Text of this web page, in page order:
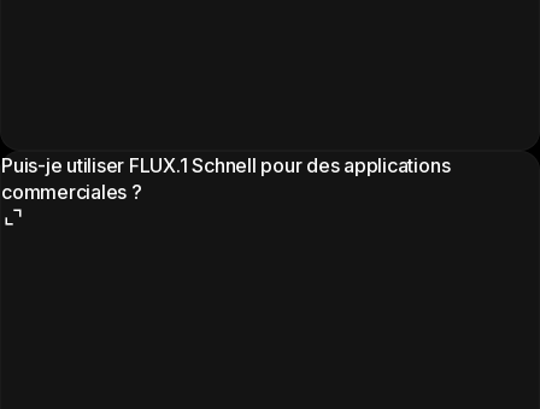
Puis-je utiliser FLUX.1 Schnell pour des applications
commerciales ?